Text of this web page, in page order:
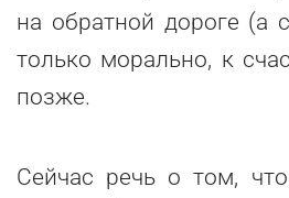
на обратной дороге
только морально, к
позже.
Сейчас речь о том,